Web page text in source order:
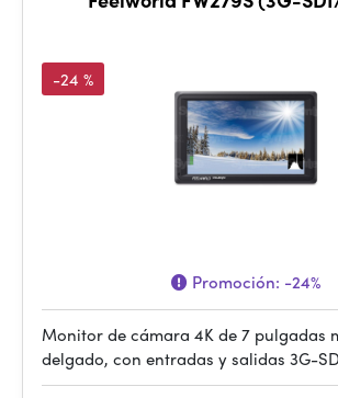
-24 %
Promoción: -24%
Monitor de cámara 4K de 7 pulgadas
delgado, con entradas y salidas 3G-